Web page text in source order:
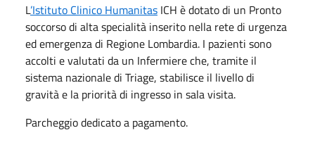
L’Istituto Clinico Humanitas ICH è dotato di un Pronto
soccorso di alta specialità inserito nella rete di urgenza
ed emergenza di Regione Lombardia. I pazienti sono
accolti e valutati da un Infermiere che, tramite il
sistema nazionale di Triage, stabilisce il livello di
gravità e la priorità di ingresso in sala visita.
Parcheggio dedicato a pagamento.